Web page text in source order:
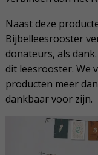
Naast deze
Bijbelleesrooster
donateurs, als
dit leesrooster. We
producten meer
dankbaar voor zijn.